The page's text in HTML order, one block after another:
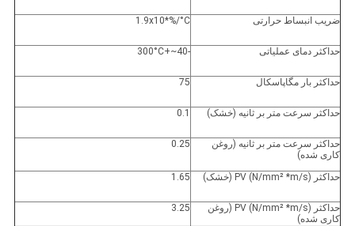
ضریب انبساط حرارتی 1.9x10*%/°C
حداکثر دمای عملیاتی -40~+300°C
حداکثر بار مگاپاسکال 75
حداکثر سرعت متر بر ثانیه (خشک) 0.1
حداکثر سرعت متر بر ثانیه (روغن
کاری شده)
0.25
حداکثر PV (N/mm² *m/s) (خشک) 1.65
حداکثر PV (N/mm² *m/s) (روغن
کاری شده)
3.25